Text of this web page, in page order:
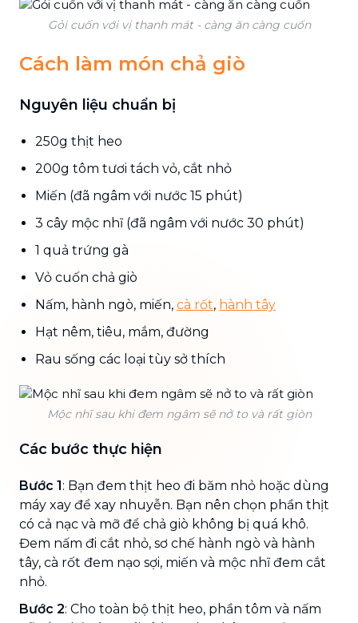
Gỏi cuốn với vị thanh mát - càng ăn càng cuốn
Cách làm món chả giò
Nguyên liệu chuẩn bị
250g thịt heo
200g tôm tươi tách vỏ, cắt nhỏ
Miến (đã ngâm với nước 15 phút)
3 cây mộc nhĩ (đã ngâm với nước 30 phút)
1 quả trứng gà
Vỏ cuốn chả giò
Nấm, hành ngò, miến, cà rốt, hành tây
Hạt nêm, tiêu, mắm, đường
Rau sống các loại tùy sở thích
Mộc nhĩ sau khi đem ngâm sẽ nở to và rất giòn
Các bước thực hiện
Bước 1: Bạn đem thịt heo đi băm nhỏ hoặc dùng
máy xay để xay nhuyễn. Bạn nên chọn phần thịt
có cả nạc và mỡ để chả giò không bị quá khô.
Đem nấm đi cắt nhỏ, sơ chế hành ngò và hành
tây, cà rốt đem nạo sợi, miến và mộc nhĩ đem cắt
nhỏ.
Bước 2: Cho toàn bộ thịt heo, phần tôm và nấm